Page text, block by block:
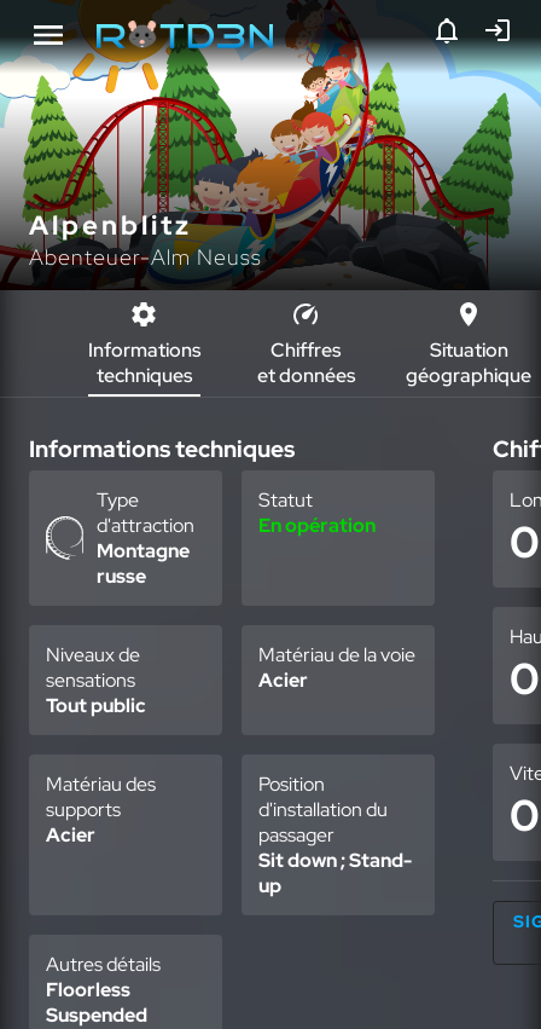
Alpenblitz
Abenteuer-Alm Neuss
Informations
techniques
Chiffres
et données
Situation
géographique
Informations techniques
Type
d'attraction
Montagne
russe
Statut
En opération
Niveaux de
sensations
Tout public
Matériau de la voie
Acier
Matériau des
supports
Acier
Position
d'installation du
passager
Sit down ; Stand-
up
Autres détails
Floorless
Suspended